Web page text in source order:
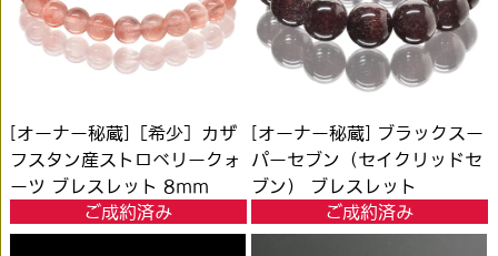
[オーナー秘蔵]［希少］カザ
フスタン産ストロベリークォ
ーツ ブレスレット 8mm
ご成約済み
[オーナー秘蔵] ブラックスー
パーセブン（セイクリッドセ
ブン） ブレスレット
17.5mm #HJ036
ご成約済み